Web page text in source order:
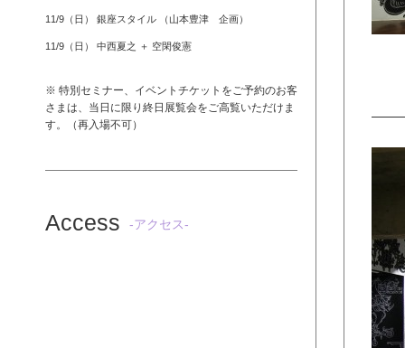
11/9（日） 銀座スタイル （山本豊津 企画）
11/9（日） 中西夏之 ＋ 空閑俊憲
※ 特別セミナー、イベントチケットをご予約のお客
さまは、当日に限り終日展覧会をご高覧いただけま
す。（再入場不可）
Access -アクセス-